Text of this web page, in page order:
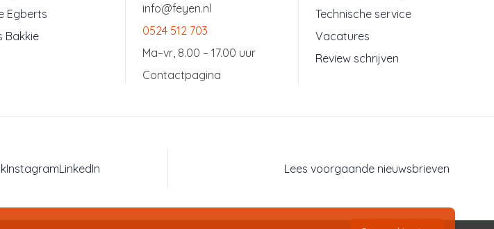
Egberts
Bakkie
info@feyen.nl
0524 512 703
Ma–vr, 8.00 – 17.00 uur
Contactpagina
Technische service
Vacatures
Review schrijven
InstagramLinkedIn Lees voorgaande nieuwsbrieven